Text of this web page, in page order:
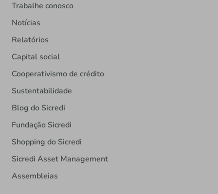
Trabalhe conosco
Notícias
Relatórios
Capital social
Cooperativismo de crédito
Sustentabilidade
Blog do Sicredi
Fundação Sicredi
Shopping do Sicredi
Sicredi Asset Management
Assembleias